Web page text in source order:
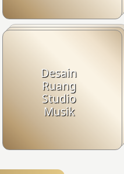
Desain
Ruang
Studio
Musik